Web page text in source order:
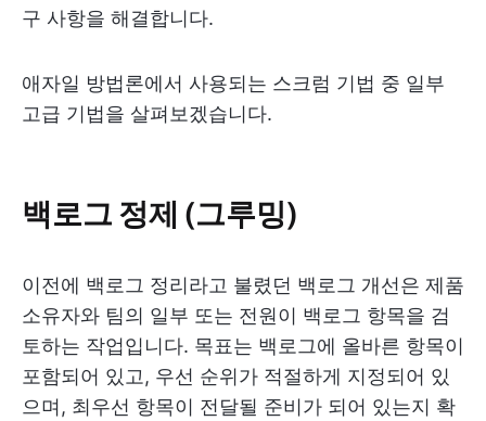
구 사항을 해결합니다.
애자일 방법론에서 사용되는 스크럼 기법 중 일부
고급 기법을 살펴보겠습니다.
백로그 정제 (그루밍)
이전에 백로그 정리라고 불렸던 백로그 개선은 제품
소유자와 팀의 일부 또는 전원이 백로그 항목을 검
토하는 작업입니다. 목표는 백로그에 올바른 항목이
포함되어 있고, 우선 순위가 적절하게 지정되어 있
으며, 최우선 항목이 전달될 준비가 되어 있는지 확